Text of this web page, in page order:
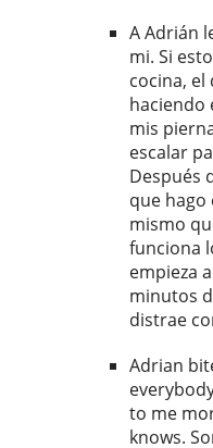
A Adrián
mi. Si
cocina,
haciendo
mis
escalar
Después
que hago
mismo
funciona
empieza
minutos
distrae
Adrian
to me
knows.